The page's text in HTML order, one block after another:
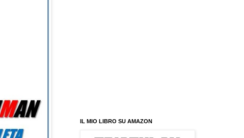
IL MIO LIBRO SU AMAZON